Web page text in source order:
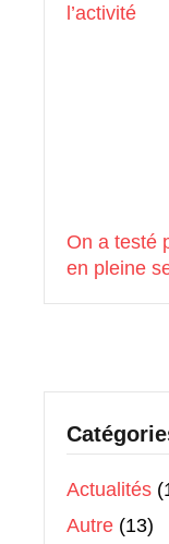
l’activité
On a testé
en pleine
Actualités
Autre (13)